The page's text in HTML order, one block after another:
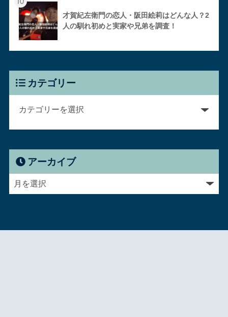
才賀紀左衛門の恋人・阪田絵莉はどんな人？2
人の馴れ初めと実家や兄弟を調査！
カテゴリー
アーカイブ